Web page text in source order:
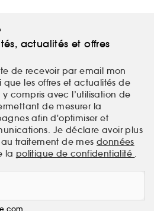
actualités et offres
de recevoir par email mon
les offres et actualités de
compris avec l’utilisation de
de mesurer la
afin d'optimiser et
Je déclare avoir plus
traitement de mes données
la politique de confidentialité .